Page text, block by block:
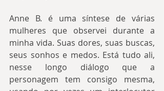
Anne B. é uma síntese de várias
mulheres que observei durante a
minha vida. Suas dores, suas buscas,
seus sonhos e medos. Está tudo ali,
nesse longo diálogo que a
personagem tem consigo mesma,